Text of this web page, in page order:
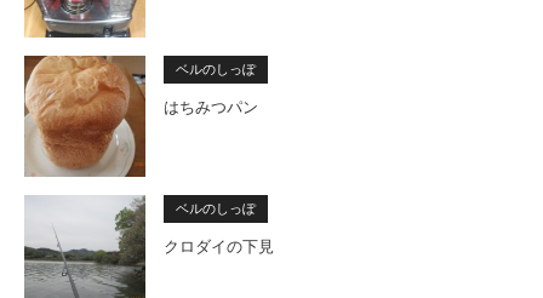
ベルのしっぽ
はちみつパン
ベルのしっぽ
クロダイの下見